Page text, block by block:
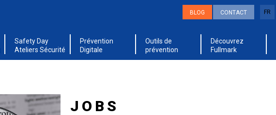
FR
BLOG CONTACT
Safety Day
Ateliers Sécurité
Prévention
Digitale
Outils de
prévention
Découvrez
Fullmark
JOBS